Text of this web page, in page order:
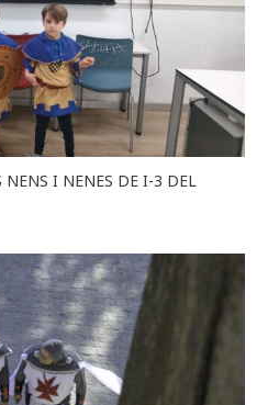
NENS I NENES DE I-3 DEL